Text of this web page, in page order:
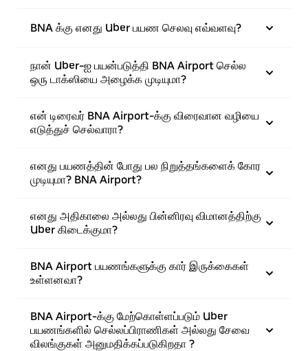
BNA க்கு எனது Uber பயண செலவு எவ்வளவு?
நான் Uber-ஐ பயன்படுத்தி BNA Airport செல்ல
ஒரு டாக்ஸியை அழைக்க முடியுமா?
என் டிரைவர் BNA Airport-க்கு விரைவான வழியை
எடுத்துச் செல்வாரா?
எனது பயணத்தின் போது பல நிறுத்தங்களைக் கோர
முடியுமா? BNA Airport?
எனது அதிகாலை அல்லது பின்னிரவு விமானத்திற்கு
Uber கிடைக்குமா?
BNA Airport பயணங்களுக்கு கார் இருக்கைகள்
உள்ளனவா?
BNA Airport-க்கு மேற்கொள்ளப்படும் Uber
பயணங்களில் செல்லப்பிராணிகள் அல்லது சேவை
விலங்குகள் அனுமதிக்கப்படுகிறதா ?